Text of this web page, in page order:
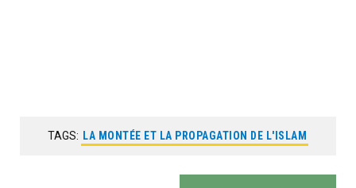
TAGS: LA MONTÉE ET LA PROPAGATION DE L'ISLAM